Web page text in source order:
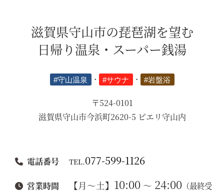
滋賀県守山市の琵琶湖を望む
日帰り温泉・スーパー銭湯
#守山温泉 ・ #サウナ ・ #岩盤浴
〒524-0101
滋賀県守山市今浜町2620-5 ピエリ守山内
電話番号 TEL.077-599-1126
営業時間 【月～土】 10:00～ 24:00（最終受